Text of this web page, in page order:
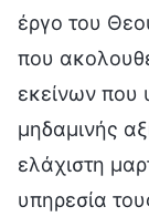
έργο του
που
εκείνων που
μηδαμινής
ελάχιστη
υπηρεσία